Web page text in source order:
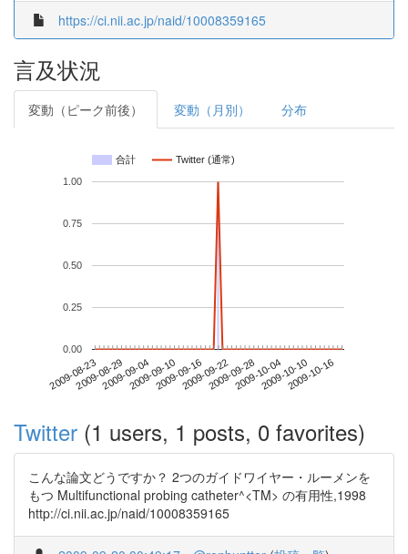
https://ci.nii.ac.jp/naid/10008359165
言及状況
変動（ピーク前後） 変動（月別） 分布
合計 Twitter (通常)
2009-08-232009-08-292009-09-042009-09-102009-09-162009-09-222009-09-282009-10-042009-10-102009-10-16
0.00
0.25
0.50
0.75
1.00
Twitter (1 users, 1 posts, 0 favorites)
こんな論文どうですか？ 2つのガイドワイヤー・ルーメンを
もつ Multifunctional probing catheter^<TM> の有用性,1998
http://ci.nii.ac.jp/naid/10008359165